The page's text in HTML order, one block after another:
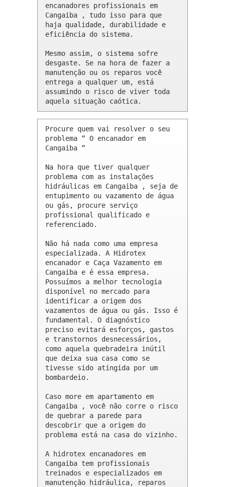
encanadores profissionais em
Cangaiba , tudo isso para que
haja qualidade, durabilidade e
eficiência do sistema.
Mesmo assim, o sistema sofre
desgaste. Se na hora de fazer a
manutenção ou os reparos você
entrega a qualquer um, está
assumindo o risco de viver toda
aquela situação caótica.
Procure quem vai resolver o seu
problema “ O encanador em
Cangaiba “
Na hora que tiver qualquer
problema com as instalações
hidráulicas em Cangaiba , seja de
entupimento ou vazamento de água
ou gás, procure serviço
profissional qualificado e
referenciado.
Não há nada como uma empresa
especializada. A Hidrotex
encanador e Caça Vazamento em
Cangaiba e é essa empresa.
Possuímos a melhor tecnologia
disponível no mercado para
identificar a origem dos
vazamentos de água ou gás. Isso é
fundamental. O diagnóstico
preciso evitará esforços, gastos
e transtornos desnecessários,
como aquela quebradeira inútil
que deixa sua casa como se
tivesse sido atingida por um
bombardeio.
Caso more em apartamento em
Cangaiba , você não corre o risco
de quebrar a parede para
descobrir que a origem do
problema está na casa do vizinho.
A hidrotex encanadores em
Cangaiba tem profissionais
treinados e especializados em
manutenção hidráulica, reparos